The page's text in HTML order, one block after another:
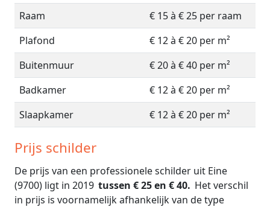
Raam
€ 15 à € 25 per raam
Plafond
€ 12 à € 20 per m²
Buitenmuur
€ 20 à € 40 per m²
Badkamer
€ 12 à € 20 per m²
Slaapkamer
€ 12 à € 20 per m²
Prijs schilder
De prijs van een professionele schilder uit Eine
(9700) ligt in 2019 tussen € 25 en € 40. Het verschil
in prijs is voornamelijk afhankelijk van de type